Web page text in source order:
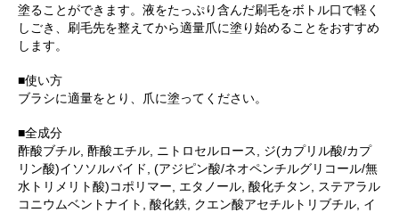
塗ることができます。液をたっぷり含んだ刷毛をボトル口で軽く
しごき、刷毛先を整えてから適量爪に塗り始めることをおすすめ
します。
■使い方
ブラシに適量をとり、爪に塗ってください。
■全成分
酢酸ブチル, 酢酸エチル, ニトロセルロース, ジ(カプリル酸/カプ
リン酸)イソソルバイド, (アジピン酸/ネオペンチルグリコール/無
水トリメリト酸)コポリマー, エタノール, 酸化チタン, ステアラル
コニウムベントナイト, 酸化鉄, クエン酸アセチルトリブチル, イ